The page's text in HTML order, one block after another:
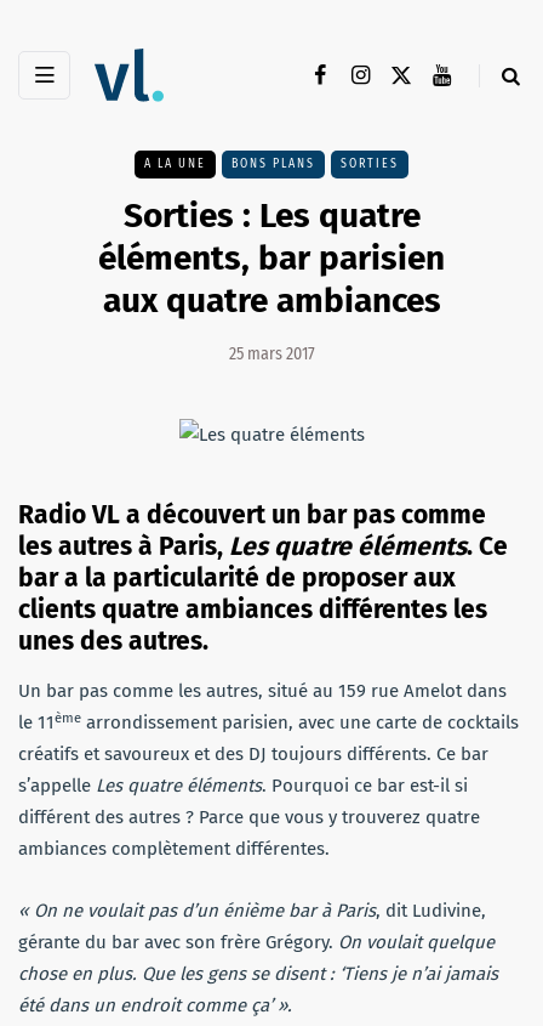
A LA UNE BONS PLANS SORTIES
Sorties : Les quatre
éléments, bar parisien
aux quatre ambiances
25 mars 2017
Radio VL a découvert un bar pas comme
les autres à Paris, Les quatre éléments. Ce
bar a la particularité de proposer aux
clients quatre ambiances différentes les
unes des autres.
Un bar pas comme les autres, situé au 159 rue Amelot dans
le 11ème arrondissement parisien, avec une carte de cocktails
créatifs et savoureux et des DJ toujours différents. Ce bar
s’appelle Les quatre éléments. Pourquoi ce bar est-il si
différent des autres ? Parce que vous y trouverez quatre
ambiances complètement différentes.
« On ne voulait pas d’un énième bar à Paris, dit Ludivine,
gérante du bar avec son frère Grégory. On voulait quelque
chose en plus. Que les gens se disent : ‘Tiens je n’ai jamais
été dans un endroit comme ça’ ».